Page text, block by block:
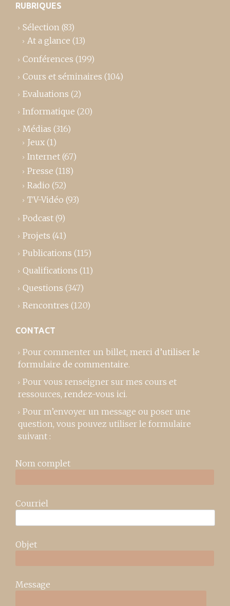
RUBRIQUES
Sélection (83)
At a glance (13)
Conférences (199)
Cours et séminaires (104)
Evaluations (2)
Informatique (20)
Médias (316)
Jeux (1)
Internet (67)
Presse (118)
Radio (52)
TV-Vidéo (93)
Podcast (9)
Projets (41)
Publications (115)
Qualifications (11)
Questions (347)
Rencontres (120)
CONTACT
Pour commenter un billet, merci d’utiliser le
formulaire de commentaire.
Pour vous renseigner sur mes cours et
ressources, rendez-vous ici.
Pour m’envoyer un message ou poser une
question, vous pouvez utiliser le formulaire
suivant :
Nom complet
Courriel
Objet
Message